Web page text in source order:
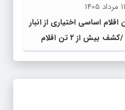
11 مرداد 1405
بیش از ۲۰ تن اقلام اساسی اختیاری از انبار
فاقد مجوز در رشت /کشف بیش از ۲ تن اقلام
و فاسد